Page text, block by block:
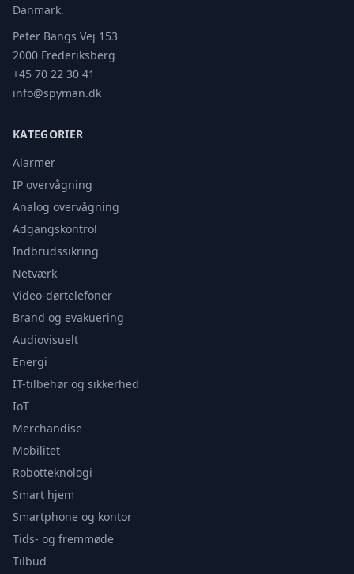
Danmark.
Peter Bangs Vej 153
2000 Frederiksberg
+45 70 22 30 41
info@spyman.dk
KATEGORIER
Alarmer
IP overvågning
Analog overvågning
Adgangskontrol
Indbrudssikring
Netværk
Video-dørtelefoner
Brand og evakuering
Audiovisuelt
Energi
IT-tilbehør og sikkerhed
IoT
Merchandise
Mobilitet
Robotteknologi
Smart hjem
Smartphone og kontor
Tids- og fremmøde
Tilbud